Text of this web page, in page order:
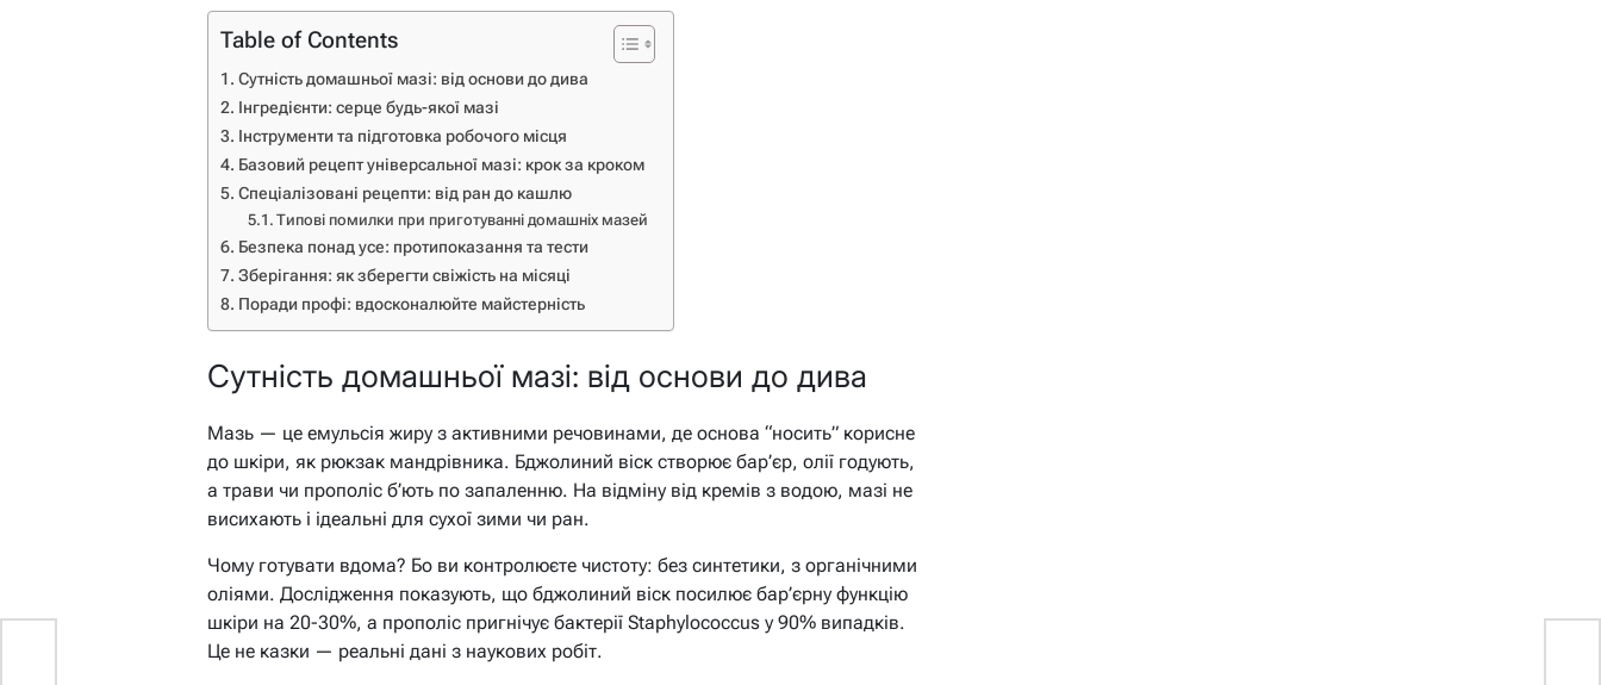
Table of Contents
Сутність домашньої мазі: від основи до дива
Інгредієнти: серце будь-якої мазі
Інструменти та підготовка робочого місця
Базовий рецепт універсальної мазі: крок за кроком
Спеціалізовані рецепти: від ран до кашлю
Типові помилки при приготуванні домашніх мазей
Безпека понад усе: протипоказання та тести
Зберігання: як зберегти свіжість на місяці
Поради профі: вдосконалюйте майстерність
Сутність домашньої мазі: від основи до дива
Мазь — це емульсія жиру з активними речовинами, де основа “носить” корисне
до шкіри, як рюкзак мандрівника. Бджолиний віск створює бар’єр, олії годують,
а трави чи прополіс б’ють по запаленню. На відміну від кремів з водою, мазі не
висихають і ідеальні для сухої зими чи ран.
Чому готувати вдома? Бо ви контролюєте чистоту: без синтетики, з органічними
оліями. Дослідження показують, що бджолиний віск посилює бар’єрну функцію
шкіри на 20-30%, а прополіс пригнічує бактерії Staphylococcus у 90% випадків.
Це не казки — реальні дані з наукових робіт.